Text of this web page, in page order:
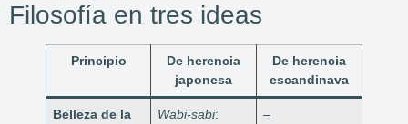
Filosofía en tres ideas
Principio
De herencia
japonesa
De herencia
escandinava
Belleza de la
Wabi-sabi:
–